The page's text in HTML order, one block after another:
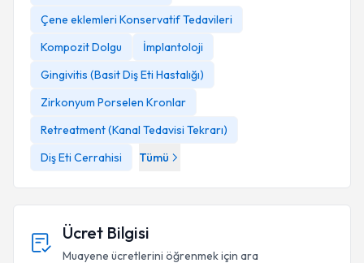
Çene eklemleri Konservatif Tedavileri
Kompozit Dolgu
İmplantoloji
Gingivitis (Basit Diş Eti Hastalığı)
Zirkonyum Porselen Kronlar
Retreatment (Kanal Tedavisi Tekrarı)
Diş Eti Cerrahisi
Tümü
Ücret Bilgisi
Muayene ücretlerini öğrenmek için ara